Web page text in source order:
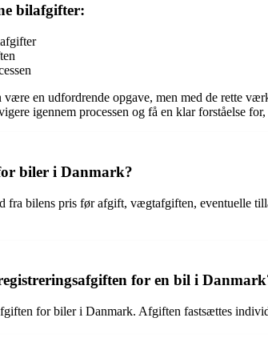
bilafgifter:
en udfordrende opgave, men med de rette
igennem processen og få en klar forståelse
biler i Danmark?
fra bilens pris før afgift, vægtafgiften, eventuelle
for en bil i
for biler i Danmark. Afgiften fastsættes